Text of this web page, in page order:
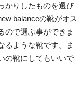
かりしたものを選び
balanceの靴がオス
ので選ぶ事ができま
るような靴です。ま
の靴にしてもいいで